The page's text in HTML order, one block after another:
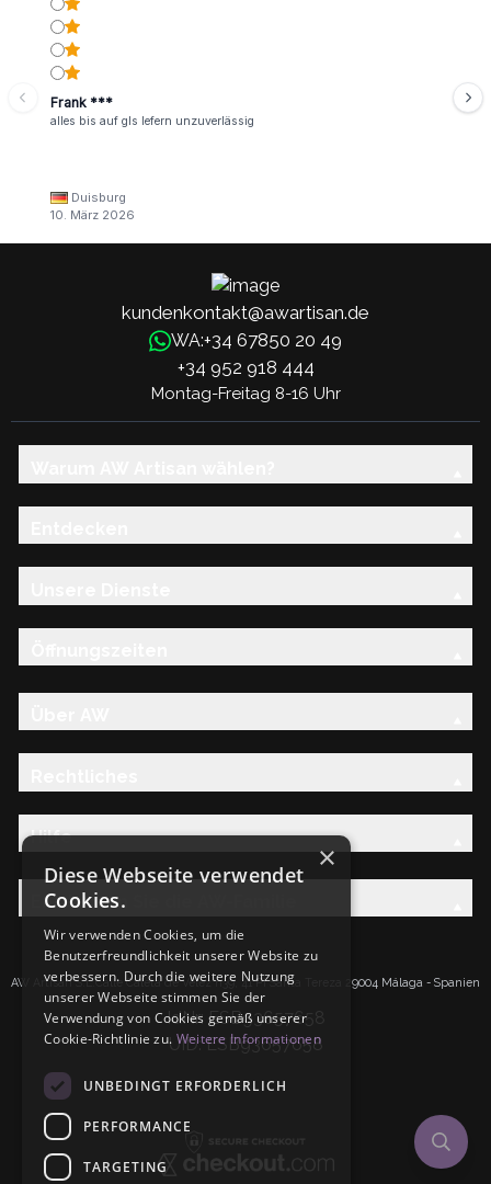
Frank ***
alles bis auf gls lefern unzuverlässig
Duisburg
10. März 2026
kundenkontakt@awartisan.de
WA:+34 67850 20 49
+34 952 918 444
Montag-Freitag 8-16 Uhr
Hilfe
Entdecken Sie die AW-Familie
AW Artisan S.L.Calle Caleta de Velez n39, 41 PI Santa Tereza 29004 Málaga - Spanien
IdNr: ESB93657658
UID: ESB93657658
×
Diese Webseite verwendet
Cookies.
Wir verwenden Cookies, um die
Benutzerfreundlichkeit unserer Website zu
verbessern. Durch die weitere Nutzung
unserer Webseite stimmen Sie der
Verwendung von Cookies gemäß unserer
Cookie-Richtlinie zu. Weitere Informationen
UNBEDINGT ERFORDERLICH
PERFORMANCE
TARGETING